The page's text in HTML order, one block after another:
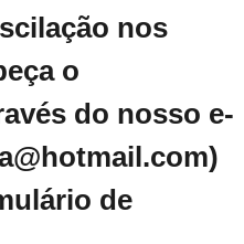
nos
o
do nosso e-
de